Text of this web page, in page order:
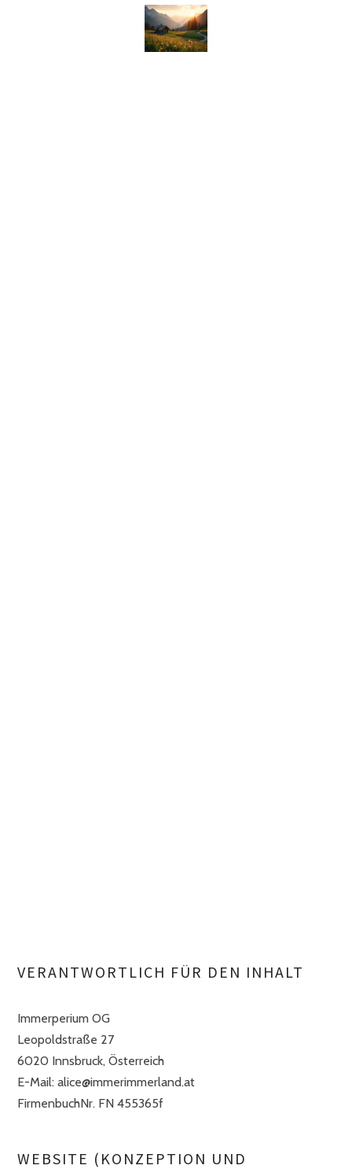
VERANTWORTLICH FÜR DEN INHALT
Immerperium OG
Leopoldstraße 27
6020 Innsbruck, Österreich
E-Mail: alice@immerimmerland.at
FirmenbuchNr. FN 455365f
WEBSITE (KONZEPTION UND